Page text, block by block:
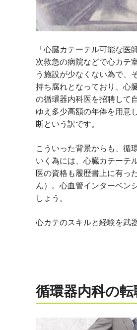
「心臓カテーテル可能な
次救急の病院などで心カテ
う施設が少なくない為で、
持ち腐れとなっており、心
の循環器内科医を招聘して
ゆえ多少高額の年俸を用意
断という訳です。
こういった背景からも、循
いく為には、心臓カテーテ
医の資格も履歴書上に有っ
ん）。心血管インターベン
しょう。
心カテのスキルと経験を武
循環器内科の転